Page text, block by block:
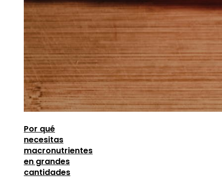
Por qué
necesitas
macronutrientes
en grandes
cantidades